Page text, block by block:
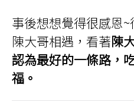
事後想想覺得很感恩
陳大哥相遇，看著陳
認為最好的一條路，
福。